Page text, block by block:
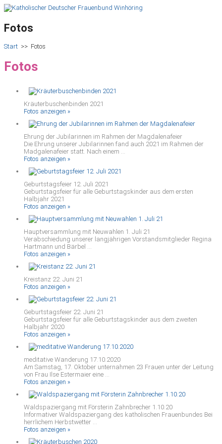
Fotos
Start >> Fotos
Fotos
Kräuterbuschenbinden 2021
Fotos anzeigen »
Ehrung der Jubilarinnen im Rahmen der Magdalenafeier
Die Ehrung unserer Jubilarinnen fand auch 2021 im Rahmen der
Madgalenafeier statt. Nach einem ...
Fotos anzeigen »
Geburtstagsfeier 12. Juli 2021
Geburtstagsfeier für alle Geburtstagskinder aus dem ersten
Halbjahr 2021
Fotos anzeigen »
Hauptversammlung mit Neuwahlen 1. Juli 21
Verabschiedung unserer langjährigen Vorstandsmitglieder Regina
Hartmann und Bärbel ...
Fotos anzeigen »
Kreistanz 22. Juni 21
Fotos anzeigen »
Geburtstagsfeier 22. Juni 21
Geburtstagsfeier für alle Geburtstagskinder aus dem zweiten
Halbjahr 2020
Fotos anzeigen »
meditative Wanderung 17.10.2020
Am Samstag, 17. Oktober unternahmen 23 Frauen unter der Leitung
von Frau Ilse Estermaier eine ...
Fotos anzeigen »
Waldspaziergang mit Försterin Zahnbrecher 1.10.20
Informativer Waldspaziergang des katholischen Frauenbundes Bei
herrlichem Herbstwetter ...
Fotos anzeigen »